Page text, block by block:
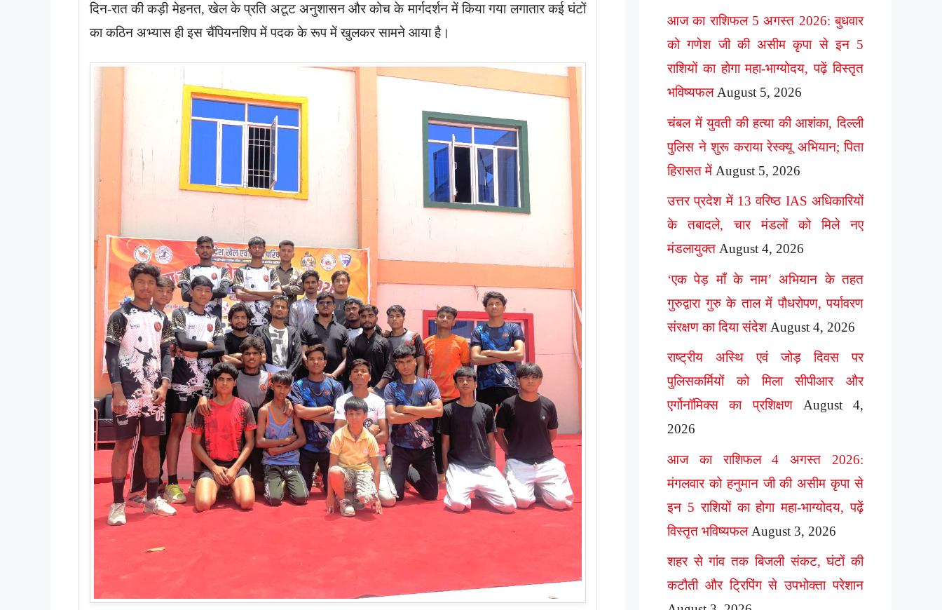
दिन-रात की कड़ी मेहनत, खेल के प्रति अटूट अनुशासन और कोच के मार्गदर्शन में किया गया लगातार कई घंटों
का कठिन अभ्यास ही इस चैंपियनशिप में पदक के रूप में खुलकर सामने आया है।
आज का राशिफल 5 अगस्त 2026: बुधवार
को गणेश जी की असीम कृपा से इन 5
राशियों का होगा महा-भाग्योदय, पढ़ें विस्तृत
भविष्यफल August 5, 2026
चंबल में युवती की हत्या की आशंका, दिल्ली
पुलिस ने शुरू कराया रेस्क्यू अभियान; पिता
हिरासत में August 5, 2026
उत्तर प्रदेश में 13 वरिष्ठ IAS अधिकारियों
के तबादले, चार मंडलों को मिले नए
मंडलायुक्त August 4, 2026
‘एक पेड़ माँ के नाम’ अभियान के तहत
गुरुद्वारा गुरु के ताल में पौधरोपण, पर्यावरण
संरक्षण का दिया संदेश August 4, 2026
राष्ट्रीय अस्थि एवं जोड़ दिवस पर
पुलिसकर्मियों को मिला सीपीआर और
एर्गोनॉमिक्स का प्रशिक्षण
August 4,
2026
आज का राशिफल 4 अगस्त 2026:
मंगलवार को हनुमान जी की असीम कृपा से
इन 5 राशियों का होगा महा-भाग्योदय, पढ़ें
विस्तृत भविष्यफल August 3, 2026
शहर से गांव तक बिजली संकट, घंटों की
कटौती और ट्रिपिंग से उपभोक्ता परेशान